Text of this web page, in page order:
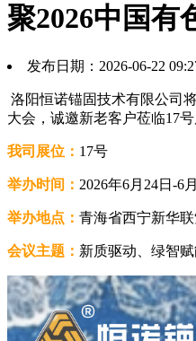
聚2026中国有
发布日期：2026-06-22
洛阳恒诺锚固技术有限公司
大会，诚邀新老客户莅临17号
我司展位： 17号
举办时间： 2026年6月24日-6
举办地点： 青海省西宁新华
会议主题： 新质驱动、绿智